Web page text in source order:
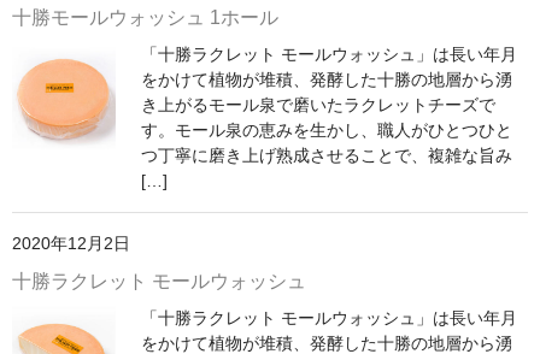
お知らせ
商品
ラクレットオーブン
ラクレットオーブンレンタル
十勝モールウォッシュ 1ホール
「十勝ラクレット モールウォッシュ」は長い年月
をかけて植物が堆積、発酵した十勝の地層から湧
き上がるモール泉で磨いたラクレットチーズで
す。モール泉の恵みを生かし、職人がひとつひと
つ丁寧に磨き上げ熟成させることで、複雑な旨み
[…]
2020年12月2日
十勝ラクレット モールウォッシュ
「十勝ラクレット モールウォッシュ」は長い年月
をかけて植物が堆積、発酵した十勝の地層から湧